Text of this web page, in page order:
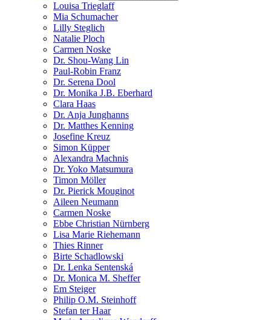
Louisa Trieglaff
Mia Schumacher
Lilly Steglich
Natalie Ploch
Carmen Noske
Dr. Shou-Wang Lin
Paul-Robin Franz
Dr. Serena Dool
Dr. Monika J.B. Eberhard
Clara Haas
Dr. Anja Junghanns
Dr. Matthes Kenning
Josefine Kreuz
Simon Küpper
Alexandra Machnis
Dr. Yoko Matsumura
Timon Möller
Dr. Pierick Mouginot
Aileen Neumann
Carmen Noske
Ebbe Christian Nürnberg
Lisa Marie Riehemann
Thies Rinner
Birte Schadlowski
Dr. Lenka Sentenská
Dr. Monica M. Sheffer
Em Steiger
Philip O.M. Steinhoff
Stefan ter Haar